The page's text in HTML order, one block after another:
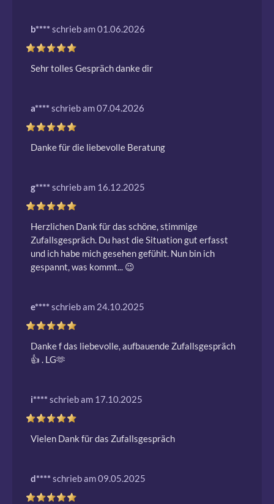
b****schrieb am 01.06.2026
Sehr tolles Gespräch danke dir
a****schrieb am 07.04.2026
Danke für die liebevolle Beratung
g****schrieb am 16.12.2025
Herzlichen Dank für das schöne, stimmige
Zufallsgespräch. Du hast die Situation gut erfasst
und ich habe mich gesehen gefühlt. Nun bin ich
gespannt, was kommt... 😉
e****schrieb am 24.10.2025
Danke f das liebevolle, aufbauende Zufallsgespräch
👍 . LG🫶
i****schrieb am 17.10.2025
Vielen Dank für das Zufallsgespräch
d****schrieb am 09.05.2025